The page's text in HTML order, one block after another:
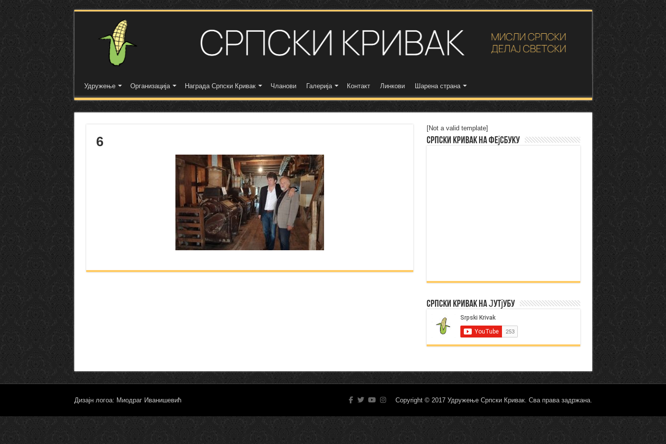
Удружење Организација Награда Српски Кривак Чланови Галерија Контакт Линкови Шарена страна
6
[Not a valid template]
Српски Кривак на Фејсбуку
Српски Кривак на Јутјубу
Copyright © 2017 Удружење Српски Кривак. Сва права задржана.
Дизајн логоа: Миодраг Иванишевић